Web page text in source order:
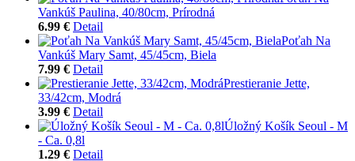
Vankúš Paulina, 40/80cm, Prírodná
6.99 € Detail
Poťah Na
Vankúš Mary Samt, 45/45cm, Biela
7.99 € Detail
Prestieranie Jette,
33/42cm, Modrá
3.99 € Detail
Úložný Košík Seoul - M
- Ca. 0,8l
1.29 € Detail